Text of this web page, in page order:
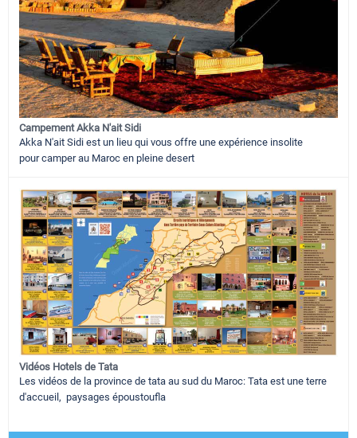
Campement Akka N'ait Sidi
Akka N'ait Sidi est un lieu qui vous offre une expérience insolite
pour camper au Maroc en pleine desert
Vidéos Hotels de Tata
Les vidéos de la province de tata au sud du Maroc: Tata est une terre
d'accueil, paysages époustoufla